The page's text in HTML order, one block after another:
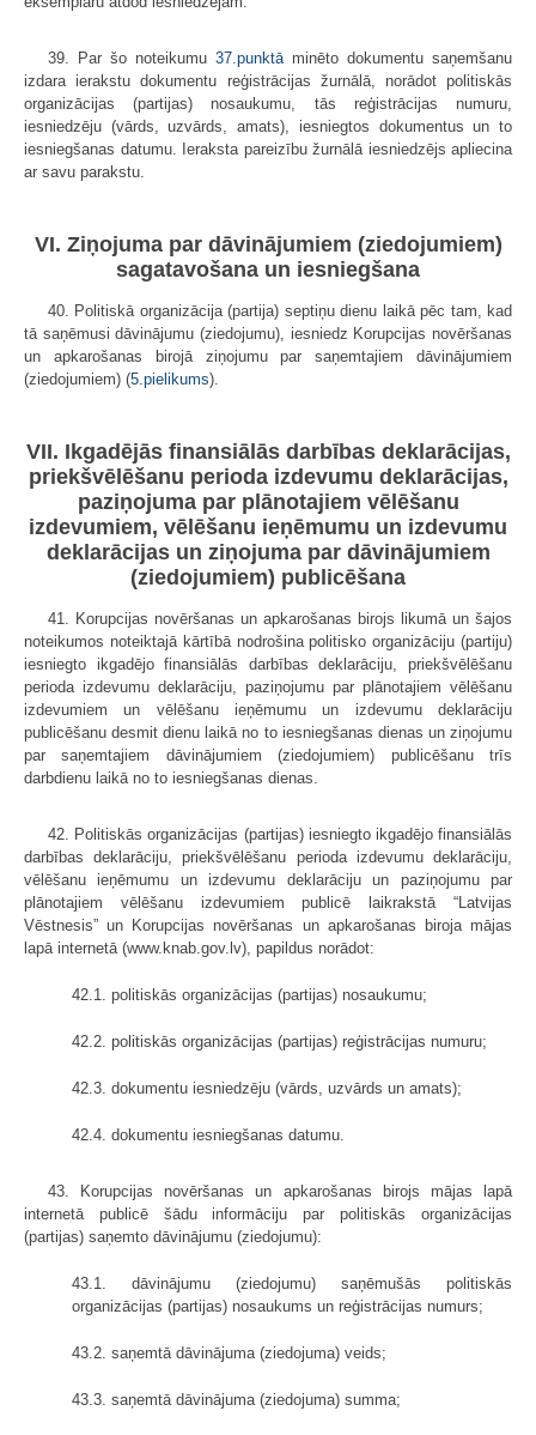
39. Par šo noteikumu 37.punktāminēto dokumentu saņemšanu
izdara ierakstu dokumentu reģistrācijas žurnālā, norādot politiskās
organizācijas (partijas) nosaukumu, tās reģistrācijas numuru,
iesniedzēju (vārds, uzvārds, amats), iesniegtos dokumentus un to
iesniegšanas datumu. Ieraksta pareizību žurnālā iesniedzējs apliecina
ar savu parakstu.
VI. Ziņojuma par dāvinājumiem (ziedojumiem)
sagatavošana un iesniegšana
40. Politiskā organizācija (partija) septiņu dienu laikā pēc tam, kad
tā saņēmusi dāvinājumu (ziedojumu), iesniedz Korupcijas novēršanas
un apkarošanas birojā ziņojumu par saņemtajiem dāvinājumiem
(ziedojumiem) (5.pielikums).
VII. Ikgadējās finansiālās darbības deklarācijas,
priekšvēlēšanu perioda izdevumu deklarācijas,
paziņojuma par plānotajiem vēlēšanu
izdevumiem, vēlēšanu ieņēmumu un izdevumu
deklarācijas un ziņojuma par dāvinājumiem
(ziedojumiem) publicēšana
41. Korupcijas novēršanas un apkarošanas birojs likumā un šajos
noteikumos noteiktajā kārtībā nodrošina politisko organizāciju (partiju)
iesniegto ikgadējo finansiālās darbības deklarāciju, priekšvēlēšanu
perioda izdevumu deklarāciju, paziņojumu par plānotajiem vēlēšanu
izdevumiem un vēlēšanu ieņēmumu un izdevumu deklarāciju
publicēšanu desmit dienu laikā no to iesniegšanas dienas un ziņojumu
par saņemtajiem dāvinājumiem (ziedojumiem) publicēšanu trīs
darbdienu laikā no to iesniegšanas dienas.
42. Politiskās organizācijas (partijas) iesniegto ikgadējo finansiālās
darbības deklarāciju, priekšvēlēšanu perioda izdevumu deklarāciju,
vēlēšanu ieņēmumu un izdevumu deklarāciju un paziņojumu par
plānotajiem vēlēšanu izdevumiem publicē laikrakstā “Latvijas
Vēstnesis” un Korupcijas novēršanas un apkarošanas biroja mājas
lapā internetā (www.knab.gov.lv), papildus norādot:
42.1. politiskās organizācijas (partijas) nosaukumu;
42.2. politiskās organizācijas (partijas) reģistrācijas numuru;
42.3. dokumentu iesniedzēju (vārds, uzvārds un amats);
42.4. dokumentu iesniegšanas datumu.
43. Korupcijas novēršanas un apkarošanas birojs mājas lapā
internetā publicē šādu informāciju par politiskās organizācijas
(partijas) saņemto dāvinājumu (ziedojumu):
43.1. dāvinājumu (ziedojumu) saņēmušās politiskās
organizācijas (partijas) nosau­kums un reģistrācijas numurs;
43.2. saņemtā dāvinājuma (ziedojuma) veids;
43.3. saņemtā dāvinājuma (ziedojuma) summa;